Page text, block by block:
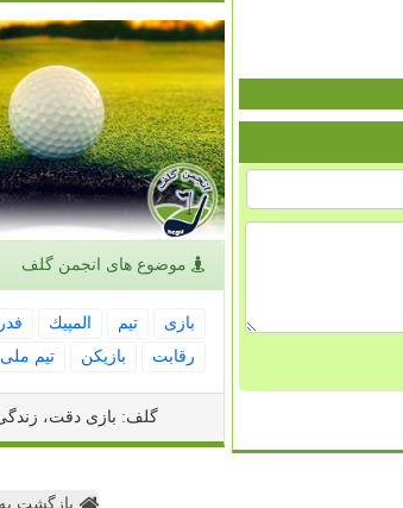
موضوع های انجمن گلف
بازی تیم المپیك
رقابت
بازیكن تیم ملی
گلف: بازی دقت،
بازگشت